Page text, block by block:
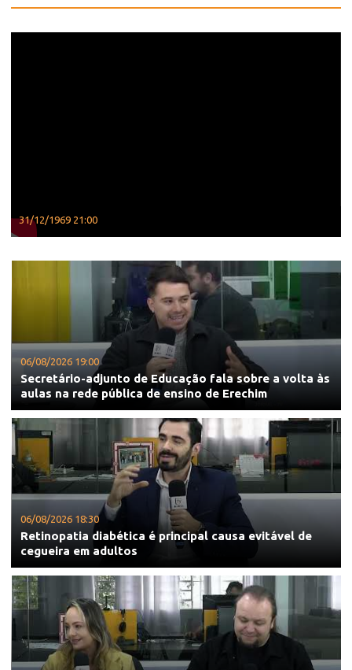
31/12/1969 21:00
06/08/2026 19:00
Secretário-adjunto de Educação fala sobre a volta às
aulas na rede pública de ensino de Erechim
06/08/2026 18:30
Retinopatia diabética é principal causa evitável de
cegueira em adultos